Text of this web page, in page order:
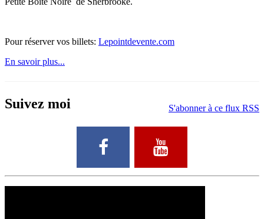
Pour réserver vos billets: Lepointdevente.com
En savoir plus...
S'abonner à ce flux RSS
Suivez moi